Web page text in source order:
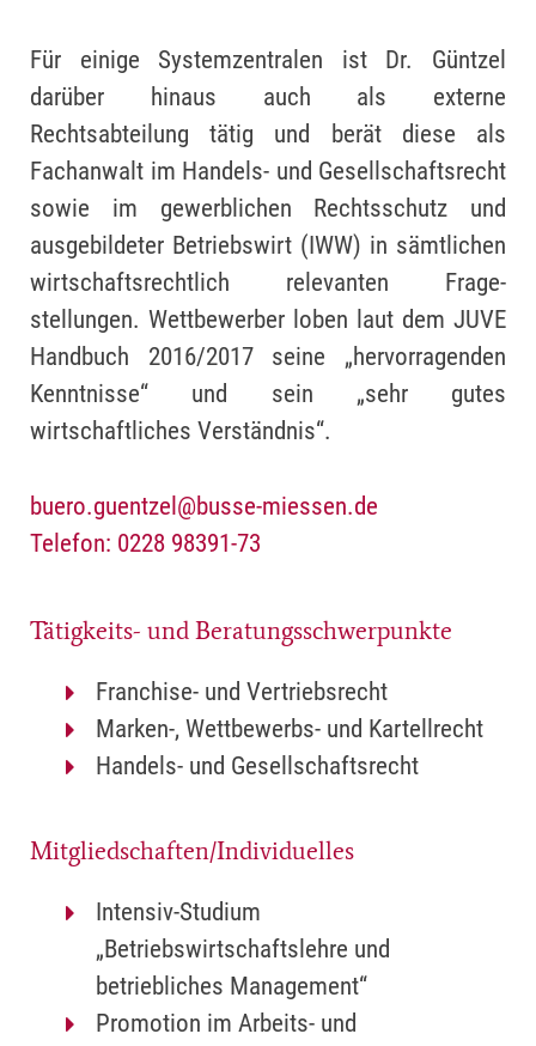
Für einige Systemzentralen ist Dr. Güntzel
darüber hinaus auch als externe
Rechtsabteilung tätig und berät diese als
Fachanwalt im Handels- und Gesellschaftsrecht
sowie im gewerblichen Rechtsschutz und
ausgebildeter Betriebswirt (IWW) in sämtlichen
wirtschaftsrechtlich relevanten Frage-
stellungen. Wettbewerber loben laut dem JUVE
Handbuch 2016/2017 seine „hervorragenden
Kenntnisse“ und sein „sehr gutes
wirtschaftliches Verständnis“.
buero.guentzel@busse-miessen.de
Telefon: 0228 98391-73
Tätigkeits- und Beratungsschwerpunkte
Franchise- und Vertriebsrecht
Marken-, Wettbewerbs- und Kartellrecht
Handels- und Gesellschaftsrecht
Mitgliedschaften/Individuelles
Intensiv-Studium
„Betriebswirtschaftslehre und
betriebliches Management“
Promotion im Arbeits- und